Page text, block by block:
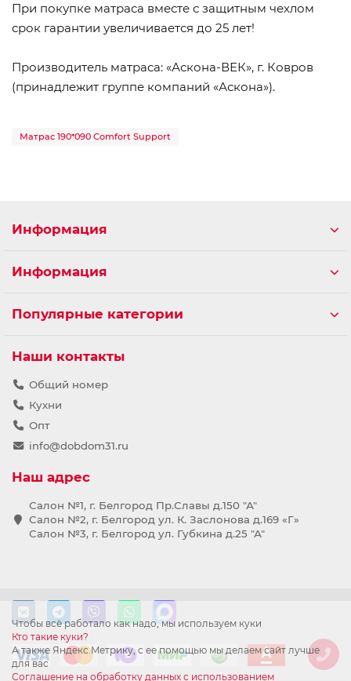
При покупке матраса вместе с защитным чехлом
срок гарантии увеличивается до 25 лет!
Производитель матраса: «Аскона-ВЕК», г. Ковров
(принадлежит группе компаний «Аскона»).
Матрас 190*090 Comfort Support
Чтобы всё работало как надо, мы используем куки
Кто такие куки?
А также Яндекс.Метрику, с ее помощью мы делаем сайт лучше
для вас
Соглашение на обработку данных с использованием
Информация
Информация
Популярные категории
Наши контакты
Общий номер
Кухни
Опт
info@dobdom31.ru
Наш адрес
Салон №1, г. Белгород Пр.Славы д.150 "А"
Салон №2, г. Белгород ул. К. Заслонова д.169 «Г»
Салон №3, г. Белгород ул. Губкина д.25 "А"